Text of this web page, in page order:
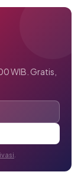
WIB. Gratis,